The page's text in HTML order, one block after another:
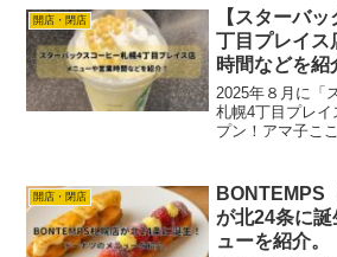
営業の無人販売
的なス...
開店・閉店
【スターバ
丁目プレイス
時間などを紹
2025年８月に「
札幌4丁目プレ
プン！アマ子こ
スタバと何が違
ーが楽しめ...
開店・閉店
BONTEMPS
が北24条に
ューを紹介。